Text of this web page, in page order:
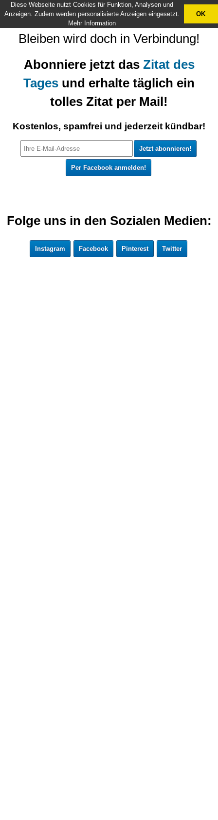
Bleiben wird doch in Verbindung!
Abonniere jetzt das Zitat des
Tages und erhalte täglich ein
tolles Zitat per Mail!
Kostenlos, spamfrei und jederzeit kündbar!
Per Facebook anmelden!
Folge uns in den Sozialen Medien:
Instagram Facebook Pinterest Twitter
X
Diese Webseite nutzt Cookies für Funktion, Analysen und
Anzeigen. Zudem werden personalisierte Anzeigen eingesetzt.
Mehr Information
OK